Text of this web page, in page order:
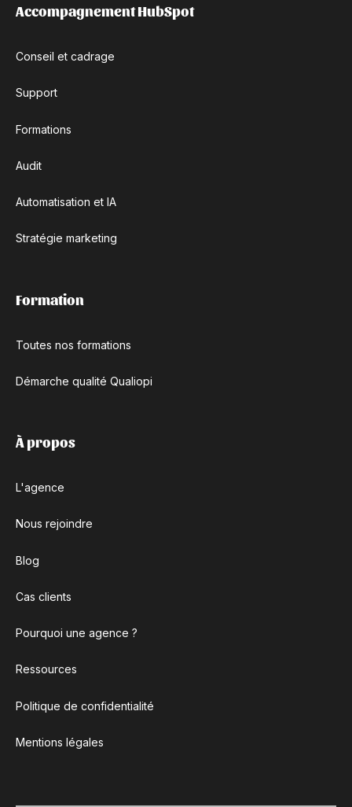
Accompagnement HubSpot
Conseil et cadrage
Support
Formations
Audit
Automatisation et IA
Stratégie marketing
Formation
Toutes nos formations
Démarche qualité Qualiopi
À propos
L'agence
Nous rejoindre
Blog
Cas clients
Pourquoi une agence ?
Ressources
Politique de confidentialité
Mentions légales